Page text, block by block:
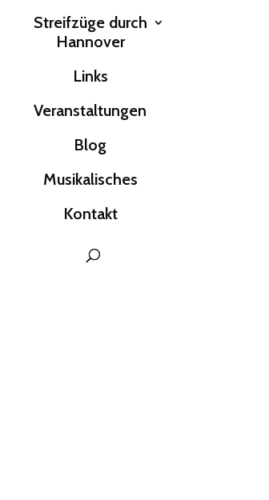
Streifzüge durch
Hannover
Links
Veranstaltungen
Blog
Musikalisches
Kontakt